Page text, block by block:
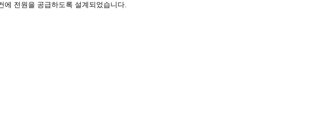
전원을 공급하도록 설계되었습니다.